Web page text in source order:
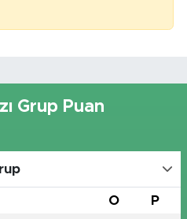
Grup Puan
O P